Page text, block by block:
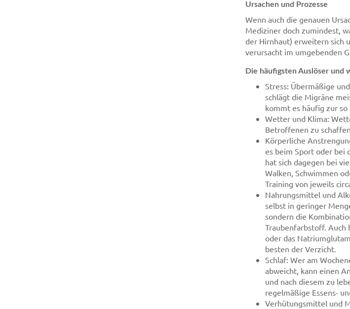
Ursachen und Prozesse
Wenn auch die genauen
Mediziner doch zumindest,
der Hirnhaut) erweitern sich
verursacht im umgebenden
Die häufigsten Auslöser und
Stress: Übermäßige
schlägt die Migräne
kommt es häufig zur
Wetter und Klima:
Betroffenen zu
Körperliche
es beim Sport oder bei
hat sich dagegen bei
Walken, Schwimmen
Training von jeweils
Nahrungsmittel und
selbst in geringer
sondern die
Traubenfarbstoff. Auch
oder das
besten der Verzicht.
Schlaf: Wer am
abweicht, kann einen
und nach diesem zu
regelmäßige Essens-
Verhütungsmittel und